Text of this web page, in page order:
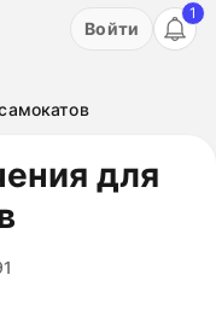
на 3 дня!
Войти
1
для